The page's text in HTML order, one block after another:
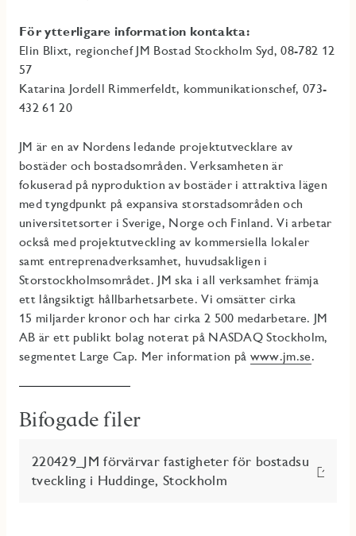
För ytterligare information kontakta:
Elin Blixt, regionchef JM Bostad Stockholm Syd, 08-782 12
57
Katarina Jordell Rimmerfeldt, kommunikationschef, 073-
432 61 20
JM är en av Nordens ledande projektutvecklare av
bostäder och bostadsområden. Verksamheten är
fokuserad på nyproduktion av bostäder i attraktiva lägen
med tyngdpunkt på expansiva storstadsområden och
universitetsorter i Sverige, Norge och Finland. Vi arbetar
också med projektutveckling av kommersiella lokaler
samt entreprenadverksamhet, huvudsakligen i
Storstockholmsområdet. JM ska i all verksamhet främja
ett långsiktigt hållbarhetsarbete. Vi omsätter cirka
15 miljarder kronor och har cirka 2 500 medarbetare. JM
AB är ett publikt bolag noterat på NASDAQ Stockholm,
segmentet Large Cap. Mer information på www.jm.se.
Bifogade filer
220429_JM förvärvar fastigheter för bostadsu
tveckling i Huddinge, Stockholm